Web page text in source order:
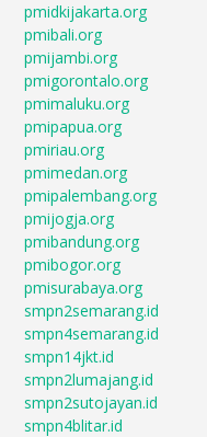
pmidkijakarta.org
pmibali.org
pmijambi.org
pmigorontalo.org
pmimaluku.org
pmipapua.org
pmiriau.org
pmimedan.org
pmipalembang.org
pmijogja.org
pmibandung.org
pmibogor.org
pmisurabaya.org
smpn2semarang.id
smpn4semarang.id
smpn14jkt.id
smpn2lumajang.id
smpn2sutojayan.id
smpn4blitar.id